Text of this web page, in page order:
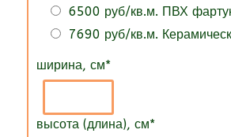
6500 руб/кв.м. ПВХ
7690 руб/кв.м.
ширина, см*
высота (длина), см*